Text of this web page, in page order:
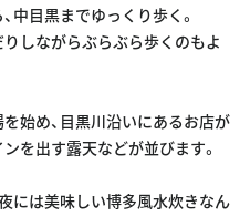
中目黒までゆっくり歩く。
しながらぶらぶら歩くのもよ
始め、目黒川沿いにあるお店が
を出す露天などが並びます。
には美味しい博多風水炊きなん